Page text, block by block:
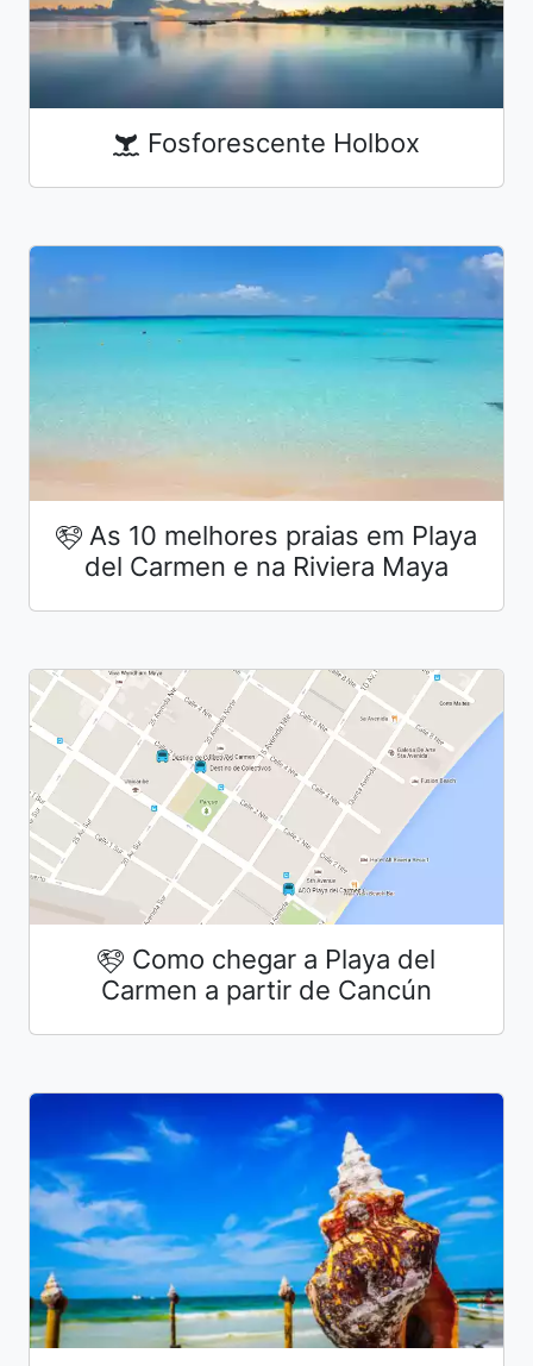
Fosforescente Holbox
As 10 melhores praias em Playa
del Carmen e na Riviera Maya
Como chegar a Playa del
Carmen a partir de Cancún